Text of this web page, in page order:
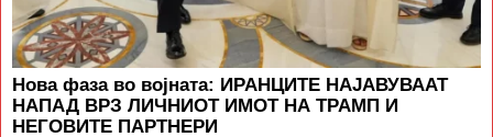
Нова фаза во војната: ИРАНЦИТЕ НАЈАВУВААТ
НАПАД ВРЗ ЛИЧНИОТ ИМОТ НА ТРАМП И
НЕГОВИТЕ ПАРТНЕРИ